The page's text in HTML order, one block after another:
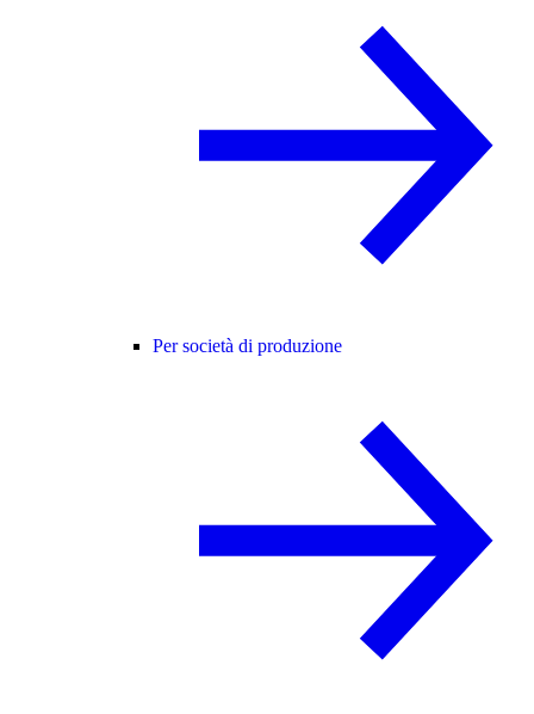
Per società di produzione